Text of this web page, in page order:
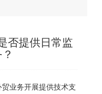
否提供日常监
业务开展提供技术支